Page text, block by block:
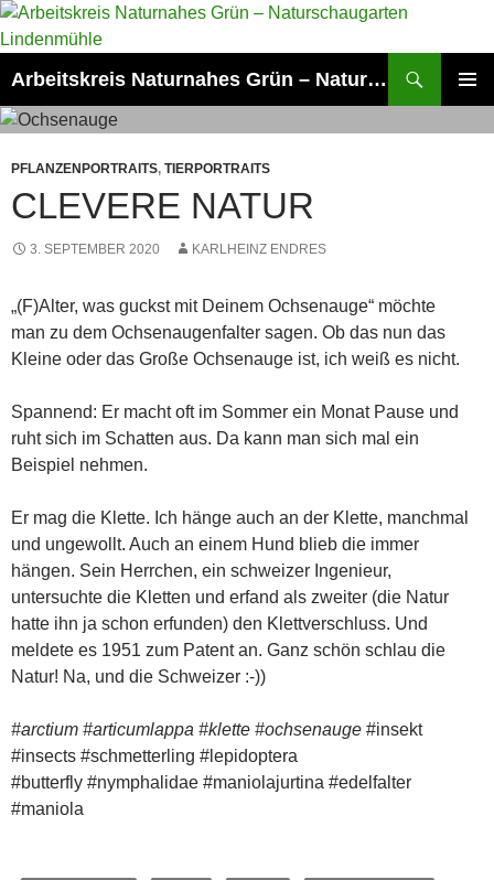
Zum
Inhalt
Arbeitskreis Naturnahes Grün – Naturschaugarten Lindenmühle
PFLANZENPORTRAITS, TIERPORTRAITS
CLEVERE NATUR
3. SEPTEMBER 2020 KARLHEINZ ENDRES
„(F)Alter, was guckst mit Deinem Ochsenauge“ möchte
man zu dem Ochsenaugenfalter sagen. Ob das nun das
Kleine oder das Große Ochsenauge ist, ich weiß es nicht.
Spannend: Er macht oft im Sommer ein Monat Pause und
ruht sich im Schatten aus. Da kann man sich mal ein
Beispiel nehmen.
Er mag die Klette. Ich hänge auch an der Klette, manchmal
und ungewollt. Auch an einem Hund blieb die immer
hängen. Sein Herrchen, ein schweizer Ingenieur,
untersuchte die Kletten und erfand als zweiter (die Natur
hatte ihn ja schon erfunden) den Klettverschluss. Und
meldete es 1951 zum Patent an. Ganz schön schlau die
Natur! Na, und die Schweizer :-))
#arctium #articumlappa #klette #ochsenauge #insekt
#insects #schmetterling #lepidoptera
#butterfly #nymphalidae #maniolajurtina #edelfalter
#maniola